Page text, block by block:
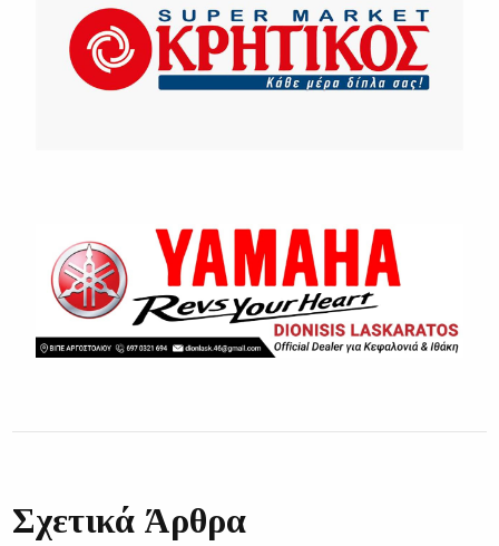
Σχετικά Άρθρα